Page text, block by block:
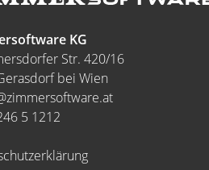
KG
Str. 420/16
bei Wien
5 1212